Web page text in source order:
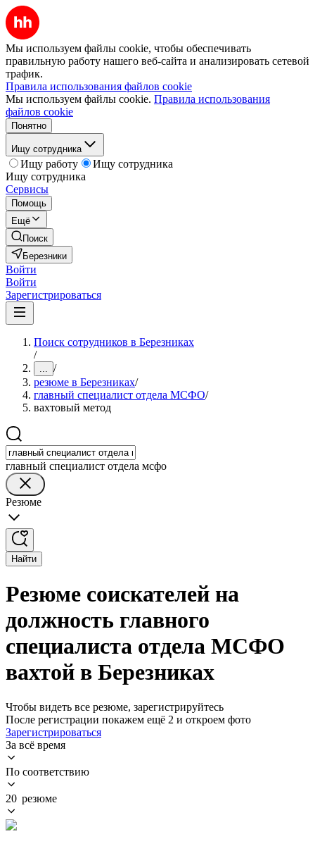
Мы используем файлы cookie, чтобы обеспечивать
правильную работу нашего веб-сайта и анализировать сетевой
трафик.
Правила использования файлов cookie
Мы используем файлы cookie. Правила использования
файлов cookie
Понятно
Ищу сотрудника
Ищу работу
Ищу сотрудника
Ищу сотрудника
Сервисы
Помощь
Ещё
Поиск
Березники
Войти
Войти
Зарегистрироваться
Поиск сотрудников в Березниках
/
... /
резюме в Березниках/
главный специалист отдела МСФО/
вахтовый метод
главный специалист отдела мсфо
Резюме
Найти
Резюме соискателей на
должность главного
специалиста отдела МСФО
вахтой в Березниках
Чтобы видеть все резюме, зарегистрируйтесь
После регистрации покажем ещё 2 и откроем фото
Зарегистрироваться
За всё время
По соответствию
20 резюме